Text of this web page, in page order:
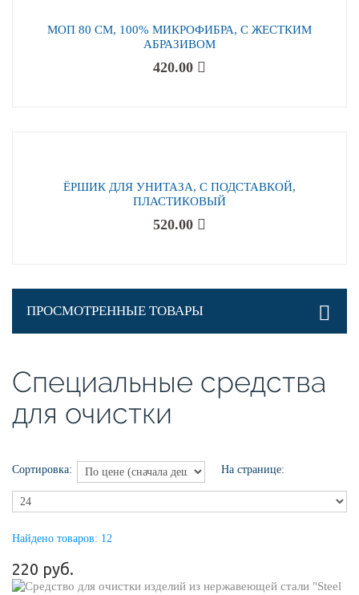
МОП 80 СМ, 100% МИКРОФИБРА, С ЖЕСТКИМ
АБРАЗИВОМ
420.00
ЁРШИК ДЛЯ УНИТАЗА, С ПОДСТАВКОЙ,
ПЛАСТИКОВЫЙ
520.00
ПРОСМОТРЕННЫЕ ТОВАРЫ
Специальные средства
для очистки
Сортировка: На странице:
Найдено товаров: 12
220 руб.